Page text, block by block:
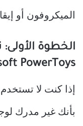
الميكروفون أو
الخطوة الأولى:
PowerToys
إذا كنت لا تستخدم
بأنك غير مدرك